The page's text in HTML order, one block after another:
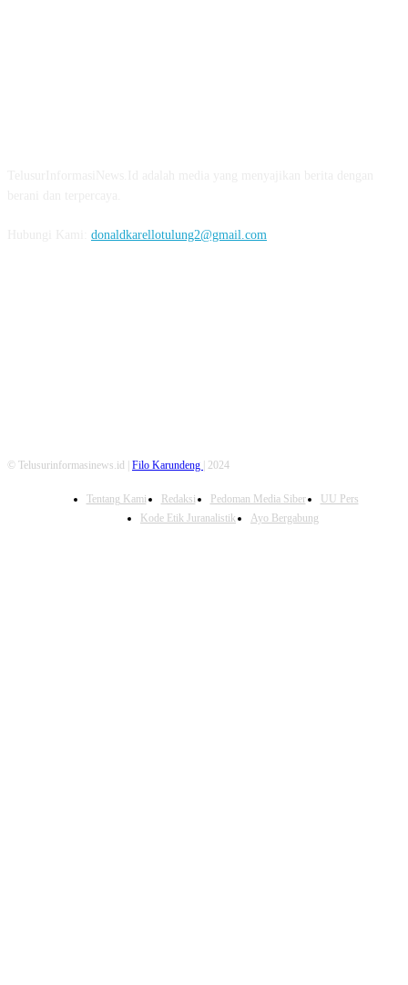
donaldkarellotulung2@gmail.com
© Telusurinformasinews.id | Filo Karundeng | 2024
Tentang Kami Redaksi Pedoman Media Siber
UU Pers
Kode Etik Juranalistik
Ayo Bergabung